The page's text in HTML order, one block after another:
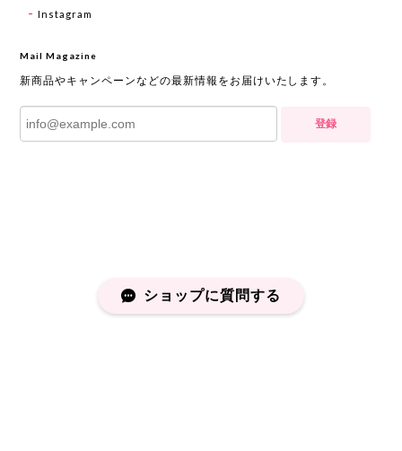
Instagram
Mail Magazine
新商品やキャンペーンなどの最新情報をお届けいたします。
登録
ショップに質問する